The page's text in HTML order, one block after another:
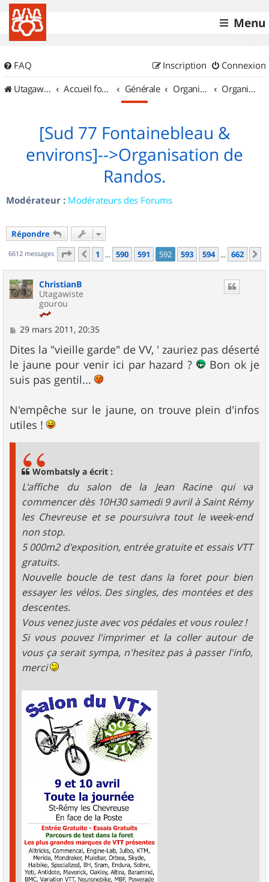
Menu
FAQ Connexion
Inscription
UtagawaVTT (Randos VTT et VTTAE avec traces GPS)
Accueil forum Générale Organisation de sorties & Recherche de partenaires Organisation de sorties en région Île de France
[Sud 77 Fontainebleau &
environs]-->Organisation de
Randos.
Modérateur : Modérateurs des Forums
Répondre
6612 messages Page 592 sur662
Précédent
1 … 590 591 592 593 594 … 662
ChristianB
Utagawiste
gourou
M
s
s
a
g
e
29 mars 2011, 20:35
Dites la "vieille garde" de VV, ' zauriez pas déserté
le jaune pour venir ici par hazard ?
Bon ok je
suis pas gentil...
N'empêche sur le jaune, on trouve plein d'infos
utiles !
Wombatsly a écrit :
L'affiche du salon de la Jean Racine qui va
commencer dès 10H30 samedi 9 avril à Saint Rémy
les Chevreuse et se poursuivra tout le week-end
non stop.
5 000m2 d'exposition, entrée gratuite et essais VTT
gratuits.
Nouvelle boucle de test dans la foret pour bien
essayer les vélos. Des singles, des montées et des
descentes.
Vous venez juste avec vos pédales et vous roulez !
Si vous pouvez l'imprimer et la coller autour de
vous ça serait sympa, n'hesitez pas à passer l'info,
merci